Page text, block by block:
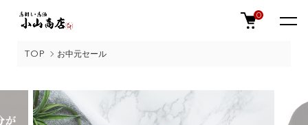
0
TOP お中元セール